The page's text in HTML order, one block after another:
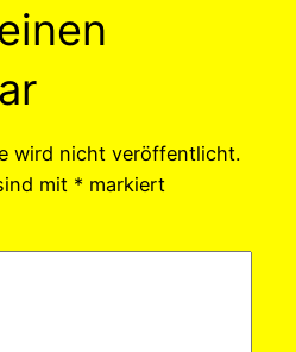
wird nicht veröffentlicht.
mit * markiert